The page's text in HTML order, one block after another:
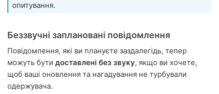
опитування.
Беззвучні заплановані повідомлення
Повідомлення, які ви плануєте заздалегідь, тепер
можуть бути доставлені без звуку, якщо ви хочете,
щоб ваші оновлення та нагадування не турбували
одержувача.